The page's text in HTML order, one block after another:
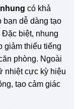
có khả
bạn dễ dàng tạo
Đặc biệt, nhung
giảm thiểu tiếng
phòng. Ngoài
nhiệt cực kỳ hiệu
tạo cảm giác